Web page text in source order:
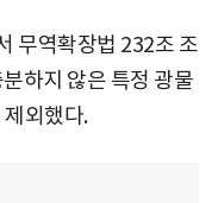
무역확장법 232조 조
하지 않은 특정 광물
외했다.